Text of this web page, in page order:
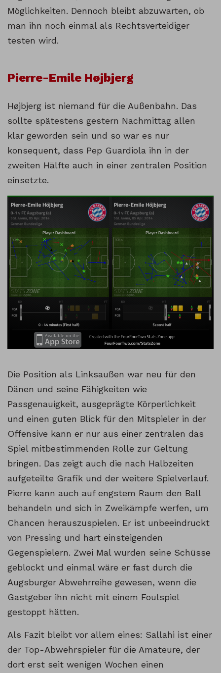
Möglichkeiten. Dennoch bleibt abzuwarten, ob
man ihn noch einmal als Rechtsverteidiger
testen wird.
Pierre-Emile Højbjerg
Højbjerg ist niemand für die Außenbahn. Das
sollte spätestens gestern Nachmittag allen
klar geworden sein und so war es nur
konsequent, dass Pep Guardiola ihn in der
zweiten Hälfte auch in einer zentralen Position
einsetzte.
Die Position als Linksaußen war neu für den
Dänen und seine Fähigkeiten wie
Passgenauigkeit, ausgeprägte Körperlichkeit
und einen guten Blick für den Mitspieler in der
Offensive kann er nur aus einer zentralen das
Spiel mitbestimmenden Rolle zur Geltung
bringen. Das zeigt auch die nach Halbzeiten
aufgeteilte Grafik und der weitere Spielverlauf.
Pierre kann auch auf engstem Raum den Ball
behandeln und sich in Zweikämpfe werfen, um
Chancen herauszuspielen. Er ist unbeeindruckt
von Pressing und hart einsteigenden
Gegenspielern. Zwei Mal wurden seine Schüsse
geblockt und einmal wäre er fast durch die
Augsburger Abwehrreihe gewesen, wenn die
Gastgeber ihn nicht mit einem Foulspiel
gestoppt hätten.
Als Fazit bleibt vor allem eines: Sallahi ist einer
der Top-Abwehrspieler für die Amateure, der
dort erst seit wenigen Wochen einen